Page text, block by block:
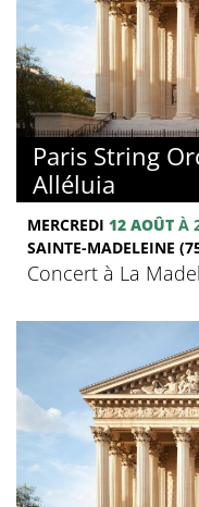
Paris String
Alléluia
MERCREDI 12 AOÛT À
SAINTE-MADELEINE
Concert à La